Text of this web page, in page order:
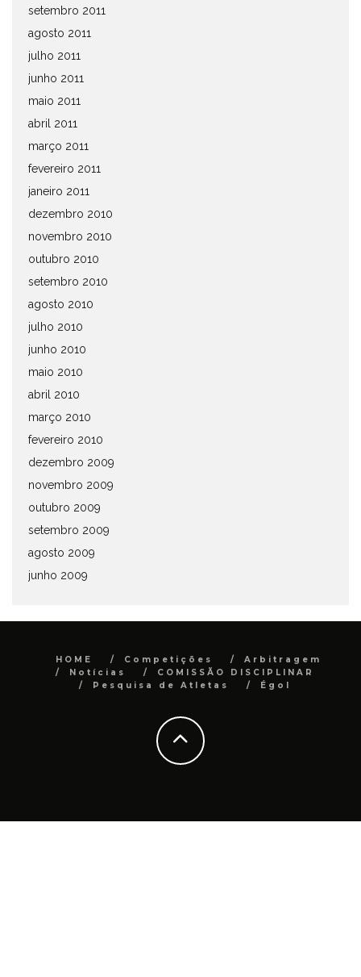
setembro 2011
agosto 2011
julho 2011
junho 2011
maio 2011
abril 2011
março 2011
fevereiro 2011
janeiro 2011
dezembro 2010
novembro 2010
outubro 2010
setembro 2010
agosto 2010
julho 2010
junho 2010
maio 2010
abril 2010
março 2010
fevereiro 2010
dezembro 2009
novembro 2009
outubro 2009
setembro 2009
agosto 2009
junho 2009
HOME Competições
Arbitragem
Notícias
COMISSÃO DISCIPLINAR
Pesquisa de Atletas
Égol